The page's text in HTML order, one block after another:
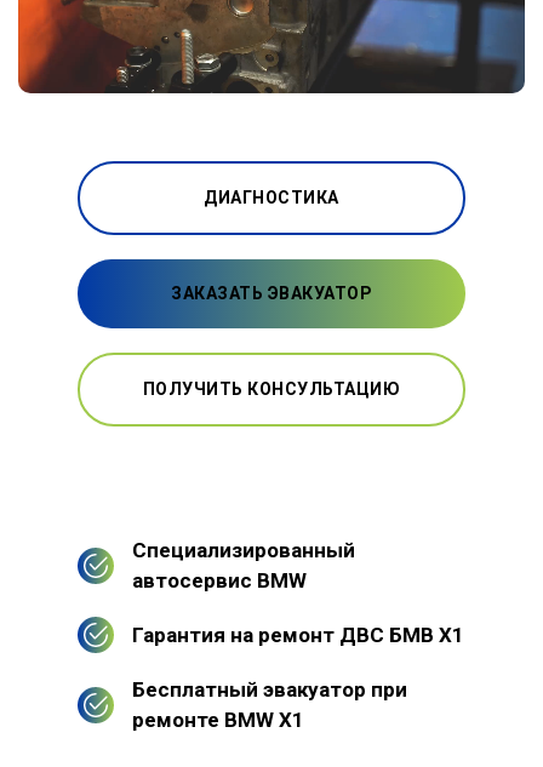
ДИАГНОСТИКА
ЗАКАЗАТЬ ЭВАКУАТОР
ПОЛУЧИТЬ КОНСУЛЬТАЦИЮ
Специализированный
автосервис BMW
Гарантия на ремонт ДВС БМВ Х1
Бесплатный эвакуатор при
ремонте BMW X1